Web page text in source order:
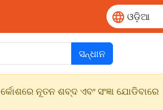
ସନ୍ଧାନ
ନୂତନ ଶବ୍ଦ ଏବଂ ସଂଜ୍ଞା ଯୋଡିବାରେ